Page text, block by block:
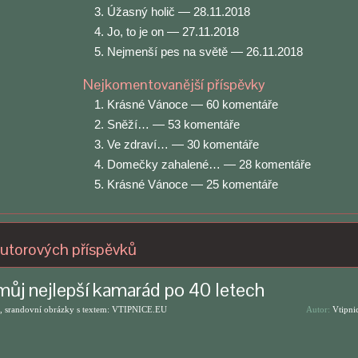
Úžasný holič — 28.11.2018
Jo, to je on — 27.11.2018
Nejmenší pes na světě — 26.11.2018
Nejkomentovanější příspěvky
Krásné Vánoce — 60 komentáře
Sněží… — 53 komentáře
Ve zdraví… — 30 komentáře
Domečky zahalené… — 28 komentáře
Krásné Vánoce — 25 komentáře
příspěvků
nejlepší kamarád po 40 letech
srandovní obrázky s textem: VTIPNICE.EU Autor: